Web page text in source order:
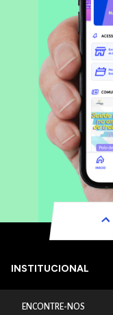
INSTITUCIONAL
ENCONTRE-NOS